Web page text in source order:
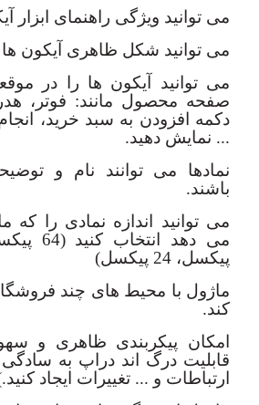
می توانید ویژگی راهنمای ابزار
می توانید شکل ظاهری آیکون ها
می توانید آیکون ها را در
صفحه محصول مانند: فوتر،
دکمه افزودن به سبد خرید،
... نمایش دهید.
نمادها می توانند نام و
باشند.
می توانید اندازه نمادی را که
پیکسل، 24 پیکسل)
ماژول با محیط های چند
کند.
امکان پیکربندی ظاهری و
قابلیت درگ اند دراپ به
ارتباطات و ... تغییرات ایجاد